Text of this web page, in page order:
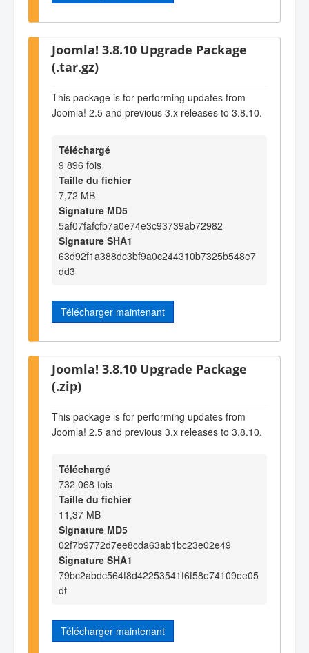
Joomla! 3.8.10 Upgrade Package
(.tar.gz)
This package is for performing updates from
Joomla! 2.5 and previous 3.x releases to 3.8.10.
Téléchargé
9 896 fois
Taille du fichier
7,72 MB
Signature MD5
5af07fafcfb7a0e74e3c93739ab72982
Signature SHA1
63d92f1a388dc3bf9a0c244310b7325b548e7
dd3
Télécharger maintenant
Joomla! 3.8.10 Upgrade Package
(.zip)
This package is for performing updates from
Joomla! 2.5 and previous 3.x releases to 3.8.10.
Téléchargé
732 068 fois
Taille du fichier
11,37 MB
Signature MD5
02f7b9772d7ee8cda63ab1bc23e02e49
Signature SHA1
79bc2abdc564f8d42253541f6f58e74109ee05
df
Télécharger maintenant